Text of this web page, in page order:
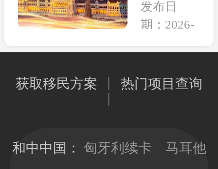
是一种工具，
能为我所用，
工具。
卡”计划。当
前建议先行观
望，等待政策
观点是，在移
看，以免因政
人们有福啦！
永居卡到期换
续，可以继续
理，不用登陆
发10年有效
期；目前换新
发布日
期：2026-
获取移民方案
热门项目查询
和中中国： 匈牙利续卡 马耳他